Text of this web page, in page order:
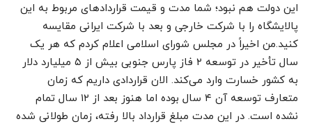
این دولت هم نبود؛ شما مدت و قیمت قراردادهای مربوط به این
پالایشگاه را با شرکت خارجی و بعد با شرکت ایرانی مقایسه
کنید.من اخیراً در مجلس شورای اسلامی اعلام کردم که هر یک
سال تأخیر در توسعه ۲ فاز پارس جنوبی بیش از ۵ میلیارد دلار
به کشور خسارت وارد می‌کند. الان قراردادی داریم که زمان
متعارف توسعه آن ۴ سال بوده اما هنوز بعد از ۱۲ سال تمام
نشده است. در این مدت مبلغ قرارداد بالا رفته، زمان طولانی شده